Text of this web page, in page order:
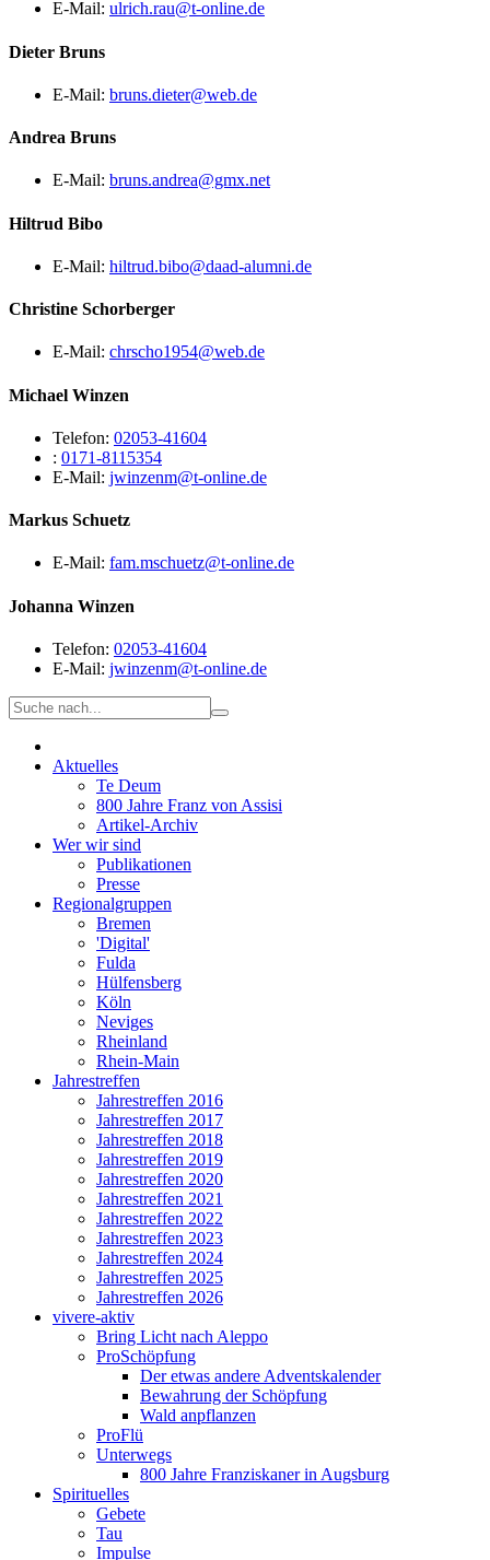
E-Mail: ulrich.rau@t-online.de
Dieter Bruns
E-Mail: bruns.dieter@web.de
Andrea Bruns
E-Mail: bruns.andrea@gmx.net
Hiltrud Bibo
E-Mail: hiltrud.bibo@daad-alumni.de
Christine Schorberger
E-Mail: chrscho1954@web.de
Michael Winzen
Telefon: 02053-41604
: 0171-8115354
E-Mail: jwinzenm@t-online.de
Markus Schuetz
E-Mail: fam.mschuetz@t-online.de
Johanna Winzen
Telefon: 02053-41604
E-Mail: jwinzenm@t-online.de
Aktuelles
Te Deum
800 Jahre Franz von Assisi
Artikel-Archiv
Wer wir sind
Publikationen
Presse
Regionalgruppen
Bremen
'Digital'
Fulda
Hülfensberg
Köln
Neviges
Rheinland
Rhein-Main
Jahrestreffen
Jahrestreffen 2016
Jahrestreffen 2017
Jahrestreffen 2018
Jahrestreffen 2019
Jahrestreffen 2020
Jahrestreffen 2021
Jahrestreffen 2022
Jahrestreffen 2023
Jahrestreffen 2024
Jahrestreffen 2025
Jahrestreffen 2026
vivere-aktiv
Bring Licht nach Aleppo
ProSchöpfung
Der etwas andere Adventskalender
Bewahrung der Schöpfung
Wald anpflanzen
ProFlü
Unterwegs
800 Jahre Franziskaner in Augsburg
Spirituelles
Gebete
Tau
Impulse